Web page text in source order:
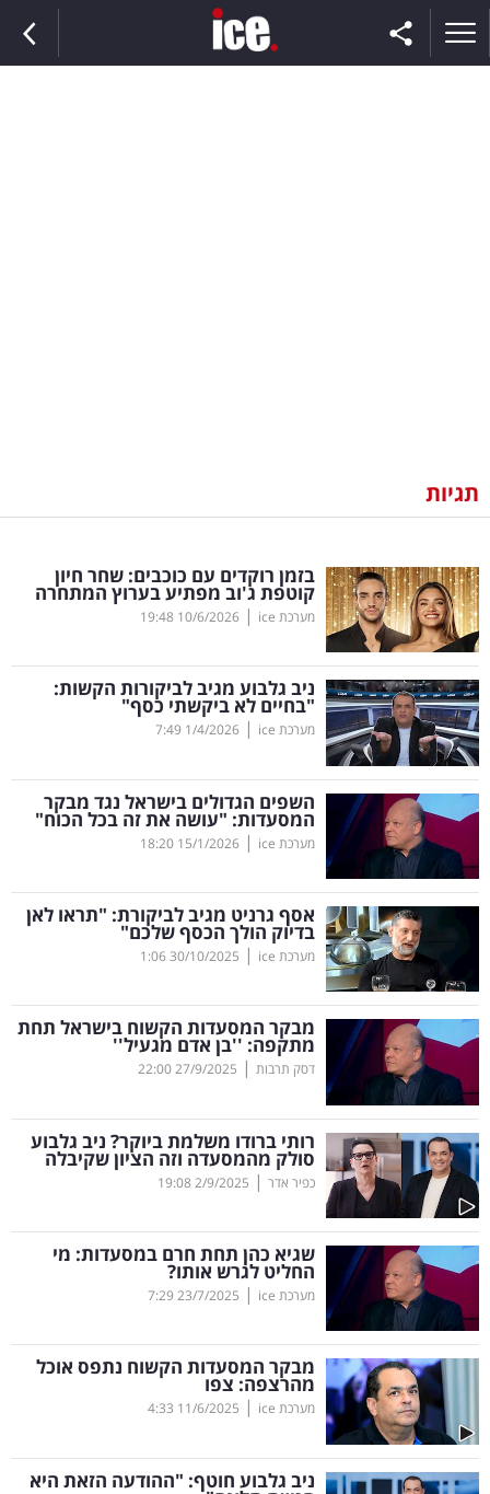
וצרכנות
דיגיטל
וטק
שיווק
ופרסום
משפט
מדדים
ומחקרים
דעות
רכילות
עסקית
קריפטו
ויראלי
טלוויזיה
עסקי
ספורט
קריירה
ולימודים
מינויים
רייטינג
רכב
תגיות
בזמן רוקדים עם כוכבים: שחר חיון
קוטפת ג'וב מפתיע בערוץ המתחרה
מערכת ice |
10/6/2026
19:48
ניב גלבוע מגיב לביקורות הקשות:
"בחיים לא ביקשתי כסף"
מערכת ice |
1/4/2026
7:49
השפים הגדולים בישראל נגד מבקר
המסעדות: "עושה את זה בכל הכוח"
מערכת ice |
15/1/2026
18:20
אסף גרניט מגיב לביקורת: "תראו לאן
בדיוק הולך הכסף שלכם"
מערכת ice |
30/10/2025
1:06
מבקר המסעדות הקשוח בישראל תחת
מתקפה: ''בן אדם מגעיל''
דסק תרבות |
27/9/2025
22:00
רותי ברודו משלמת ביוקר? ניב גלבוע
סולק מהמסעדה וזה הציון שקיבלה
כפיר אדר |
2/9/2025
19:08
שגיא כהן תחת חרם במסעדות: מי
החליט לגרש אותו?
מערכת ice |
23/7/2025
7:29
מבקר המסעדות הקשוח נתפס אוכל
מהרצפה: צפו
מערכת ice |
11/6/2025
4:33
ניב גלבוע חוטף: "ההודעה הזאת היא